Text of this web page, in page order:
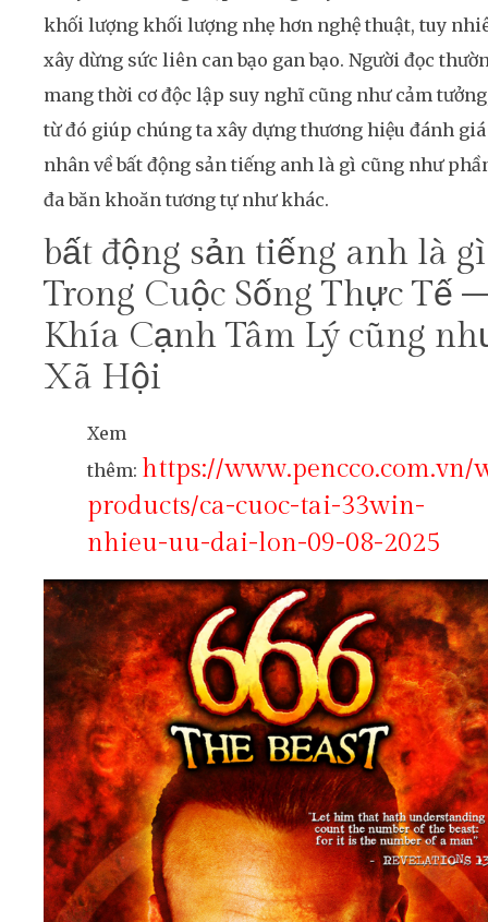
khối lượng khối lượng nhẹ hơn nghệ thuật, tuy
xây dừng sức liên can bạo gan bạo. Người đọc
mang thời cơ độc lập suy nghĩ cũng như cảm
từ đó giúp chúng ta xây dựng thương hiệu đánh giá
nhân về bất động sản tiếng anh là gì cũng như
đa băn khoăn tương tự như khác.
bất động sản tiếng anh là gì
Trong Cuộc Sống Thực Tế
Khía Cạnh Tâm Lý cũng
Xã Hội
Xem
thêm: https://www.pencco.com.vn/
products/ca-cuoc-tai-33win-
nhieu-uu-dai-lon-09-08-2025